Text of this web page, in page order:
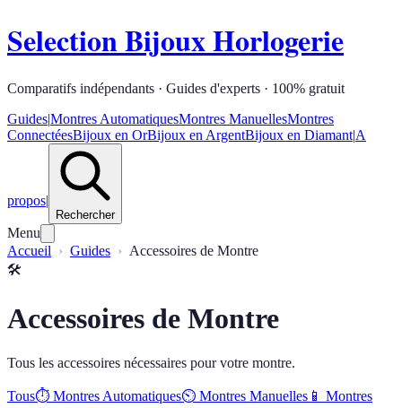
Selection Bijoux Horlogerie
Comparatifs indépendants · Guides d'experts · 100% gratuit
Guides|Montres AutomatiquesMontres ManuellesMontres
ConnectéesBijoux en OrBijoux en ArgentBijoux en Diamant|A
propos|
Rechercher
Menu
Accueil
Guides
Accessoires de Montre
🛠️
Accessoires de Montre
Tous les accessoires nécessaires pour votre montre.
Tous⏱️ Montres Automatiques⏲️ Montres Manuelles 📱 Montres